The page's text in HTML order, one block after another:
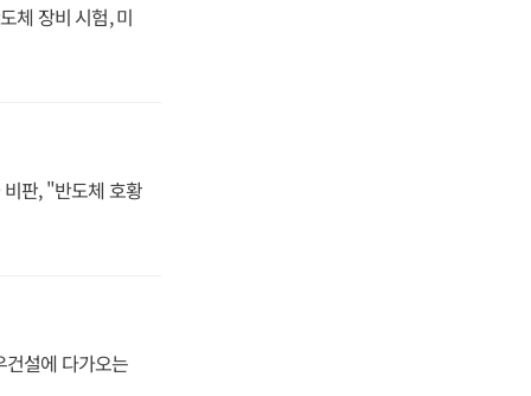
체 장비 시험, 미
판, "반도체 호황
건설에 다가오는